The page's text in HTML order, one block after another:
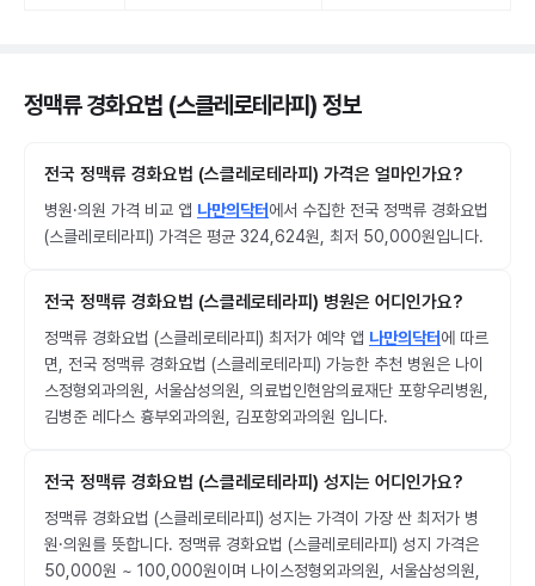
정맥류 경화요법 (스클레로테라피) 정보
전국 정맥류 경화요법 (스클레로테라피) 가격은 얼마인가요?
병원·의원 가격 비교 앱 나만의닥터에서 수집한 전국 정맥류 경화요법
(스클레로테라피) 가격은 평균 324,624원, 최저 50,000원입니다.
전국 정맥류 경화요법 (스클레로테라피) 병원은 어디인가요?
정맥류 경화요법 (스클레로테라피) 최저가 예약 앱 나만의닥터에 따르
면, 전국 정맥류 경화요법 (스클레로테라피) 가능한 추천 병원은 나이
스정형외과의원, 서울삼성의원, 의료법인현암의료재단 포항우리병원,
김병준 레다스 흉부외과의원, 김포항외과의원 입니다.
전국 정맥류 경화요법 (스클레로테라피) 성지는 어디인가요?
정맥류 경화요법 (스클레로테라피) 성지는 가격이 가장 싼 최저가 병
원·의원를 뜻합니다. 정맥류 경화요법 (스클레로테라피) 성지 가격은
50,000원 ~ 100,000원이며 나이스정형외과의원, 서울삼성의원,